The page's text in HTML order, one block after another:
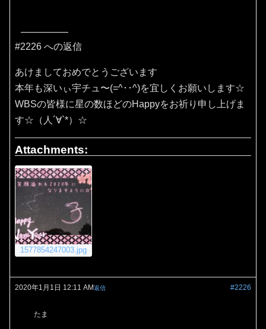
#2226 への返信
あけましておめでとうございます
本年も深いぃ宇チュ〜(=^･･^)を宜しくお願いします☆
WBSの皆様に星の数ほどのHappyをお祈り申し上げま
す☆（人´∀`*）☆
Attachments:
1577854247003.jpg
2020年1月1日 12:11 AM #2226
返信
たま